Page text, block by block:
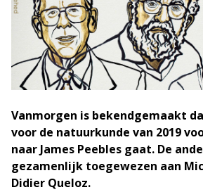
Vanmorgen is bekendgemaakt
voor de natuurkunde van 2019
naar James Peebles gaat. De
gezamenlijk toegewezen aan
Didier Queloz.